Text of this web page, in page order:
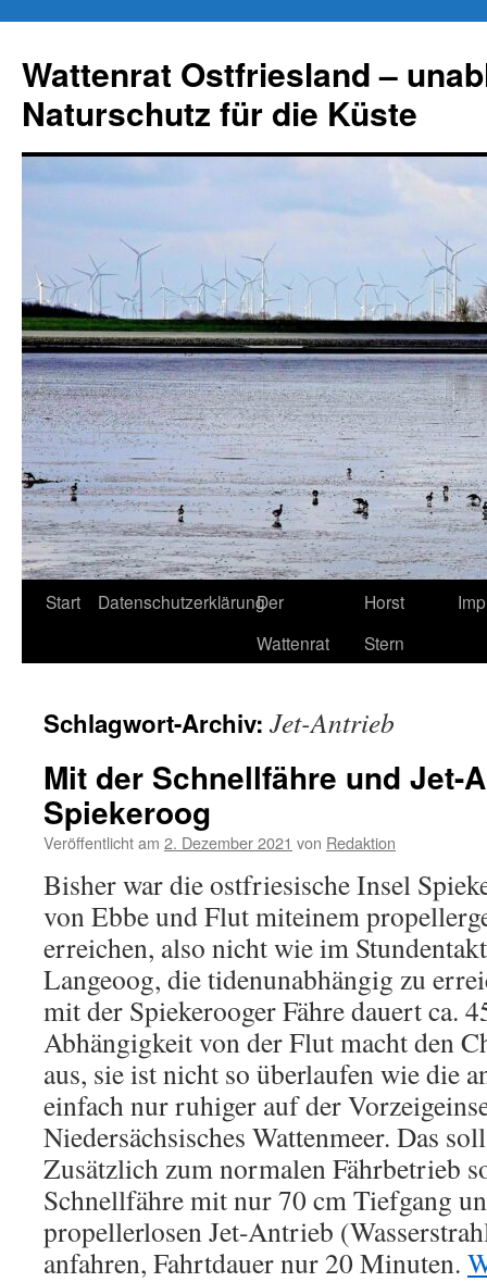
springen
Wattenrat Ostfriesland –
Naturschutz für die Küste
Start DatenschutzerklärungDer
Wattenrat
Horst
Stern
Schlagwort-Archiv: Jet-Antrieb
Mit der Schnellfähre und Jet-
Spiekeroog
Veröffentlicht am 2. Dezember 2021 von Redaktion
Bisher war die ostfriesische Insel
von Ebbe und Flut miteinem
erreichen, also nicht wie im
Langeoog, die tidenunabhängig zu
mit der Spiekerooger Fähre dauert ca.
Abhängigkeit von der Flut macht den
aus, sie ist nicht so überlaufen wie die
einfach nur ruhiger auf der
Niedersächsisches Wattenmeer. Das
Zusätzlich zum normalen Fährbetrieb
Schnellfähre mit nur 70 cm Tiefgang
propellerlosen Jet-Antrieb
anfahren, Fahrtdauer nur 20 Minuten.